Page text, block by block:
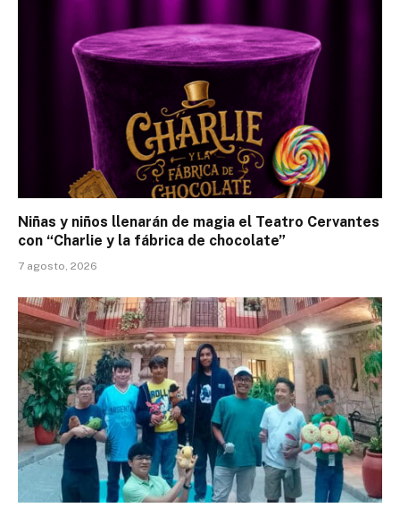
Niñas y niños llenarán de magia el Teatro Cervantes
con “Charlie y la fábrica de chocolate”
7 agosto, 2026